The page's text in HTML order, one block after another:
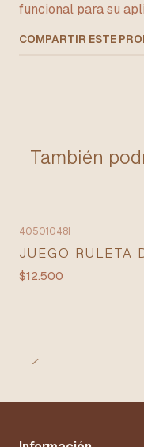
funcional para su
COMPARTIR ESTE
También
40501048
JUEGO RULETA
$12.500